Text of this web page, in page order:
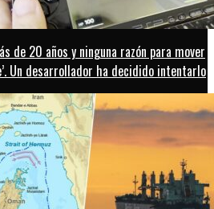
de 20 años y ninguna razón para mover
Un desarrollador ha decidido intentarlo